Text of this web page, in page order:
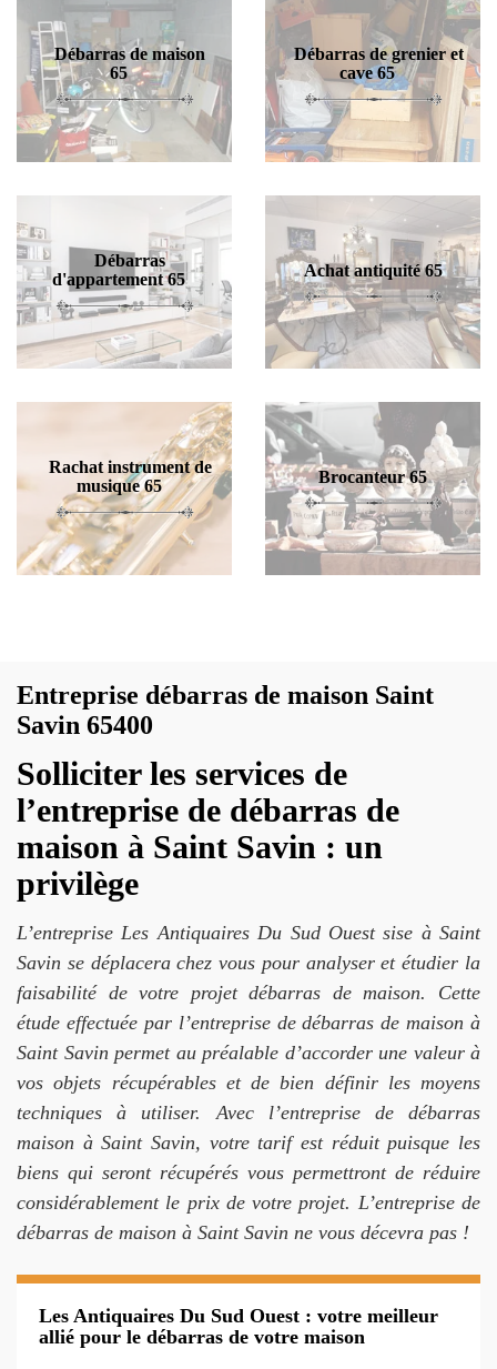
Débarras de maison
65
Débarras de grenier et
cave 65
Débarras
d'appartement 65
Achat antiquité 65
Rachat instrument de
musique 65
Brocanteur 65
Entreprise débarras de maison Saint
Savin 65400
Solliciter les services de
l’entreprise de débarras de
maison à Saint Savin : un
privilège
L’entreprise Les Antiquaires Du Sud Ouest sise à Saint
Savin se déplacera chez vous pour analyser et étudier la
faisabilité de votre projet débarras de maison. Cette
étude effectuée par l’entreprise de débarras de maison à
Saint Savin permet au préalable d’accorder une valeur à
vos objets récupérables et de bien définir les moyens
techniques à utiliser. Avec l’entreprise de débarras
maison à Saint Savin, votre tarif est réduit puisque les
biens qui seront récupérés vous permettront de réduire
considérablement le prix de votre projet. L’entreprise de
débarras de maison à Saint Savin ne vous décevra pas !
Les Antiquaires Du Sud Ouest : votre meilleur
allié pour le débarras de votre maison